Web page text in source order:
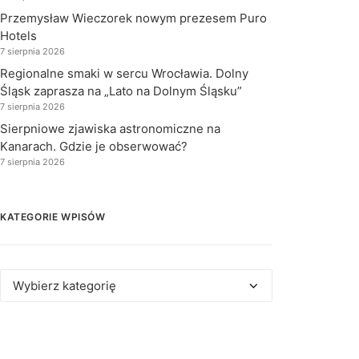
Przemysław Wieczorek nowym prezesem Puro
Hotels
7 sierpnia 2026
Regionalne smaki w sercu Wrocławia. Dolny
Śląsk zaprasza na „Lato na Dolnym Śląsku”
7 sierpnia 2026
Sierpniowe zjawiska astronomiczne na
Kanarach. Gdzie je obserwować?
7 sierpnia 2026
KATEGORIE WPISÓW
Kategorie